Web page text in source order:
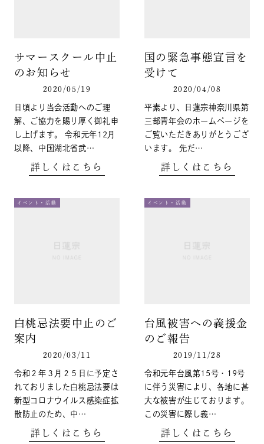
サマースクール中止
のお知らせ
2020/05/19
日頃より当会活動へのご理
解、ご協力を賜り厚く御礼申
し上げます。 令和元年12月
以降、中国湖北省武…
詳しくはこちら
国の緊急事態宣言を
受けて
2020/04/08
平素より、日蓮宗神奈川県第
三部青年会のホームページを
ご覧いただきありがとうござ
います。 先だ…
詳しくはこちら
イベント・活動
白桃忌法要中止のご
案内
2020/03/11
令和２年３月２５日に予定さ
れておりました白桃忌法要は
新型コロナウイルス感染症拡
散防止のため、中…
詳しくはこちら
イベント・活動
台風被害への義援金
のご報告
2019/11/28
令和元年台風第15号・19号
に伴う災害により、各地に甚
大な被害が生じております。
この災害に際し義…
詳しくはこちら